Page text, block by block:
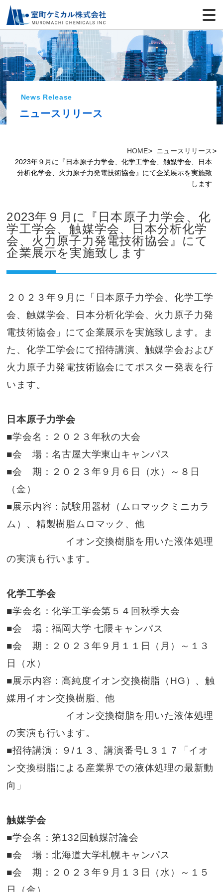
HOME
ニュースリリース
2023年９月に『日本原子力学会、化学工学会、触媒学会、日本
分析化学会、火力原子力発電技術協会』にて企業展示を実施致
します
News Release
ニュースリリース
2023年９月に『日本原子力学会、化
学工学会、触媒学会、日本分析化学
会、火力原子力発電技術協会』にて
企業展示を実施致します
２０２３年９月に「日本原子力学会、化学工学
会、触媒学会、日本分析化学会、火力原子力発
電技術協会」にて企業展示を実施致します。ま
た、化学工学会にて招待講演、触媒学会および
火力原子力発電技術協会にてポスター発表を行
います。
日本原子力学会
■学会名：２０２３年秋の大会
■会 場：名古屋大学東山キャンパス
■会 期：２０２３年９月６日（水）～８日
（金）
■展示内容：試験用器材（ムロマックミニカラ
ム）、精製樹脂ムロマック、他
イオン交換樹脂を用いた液体処理
の実演も行います。
化学工学会
■学会名：化学工学会第５４回秋季大会
■会 場：福岡大学 七隈キャンパス
■会 期：２０２３年９月１１日（月）～１３
日（水）
■展示内容：高純度イオン交換樹脂（HG）、触
媒用イオン交換樹脂、他
イオン交換樹脂を用いた液体処理
の実演も行います。
■招待講演：９/１３、講演番号L３１７「イオ
ン交換樹脂による産業界での液体処理の最新動
向」
触媒学会
■学会名：第132回触媒討論会
■会 場：北海道大学札幌キャンパス
■会 期：２０２３年９月１３日（水）～１５
日（金）